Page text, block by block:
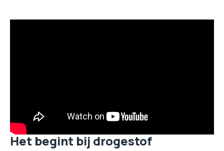
Het begint bij drogestof